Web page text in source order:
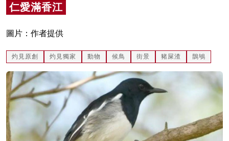
名家榜
灼見活動
仁愛滿香江
圖片：作者提供
灼見原創 灼見獨家 動物 候鳥 街景 豬屎渣 鵲鴝